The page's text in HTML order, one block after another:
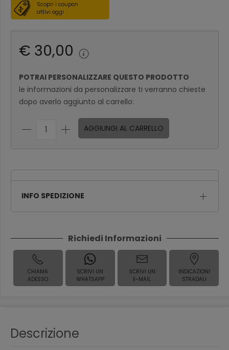
Scopri i coupon
attivi oggi
€ 30,00
POTRAI PERSONALIZZARE QUESTO PRODOTTO
le informazioni da personalizzare ti verranno chieste
dopo averlo aggiunto al carrello:
AGGIUNGI AL CARRELLO
INFO SPEDIZIONE
Richiedi Informazioni
CHIAMA
ADESSO
SCRIVI UN
WHATSAPP
SCRIVI UN
E-MAIL
INDICAZIONI
STRADALI
Descrizione